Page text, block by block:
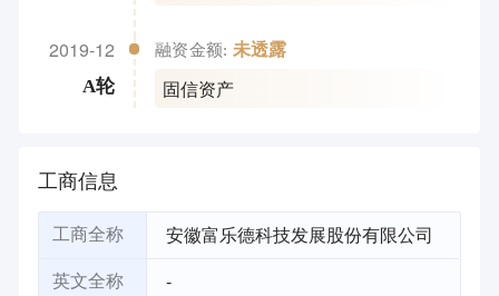
2019-12
A轮
融资金额: 未透露
固信资产
工商信息
工商全称 安徽富乐德科技发展股份有限公司
英文全称 -